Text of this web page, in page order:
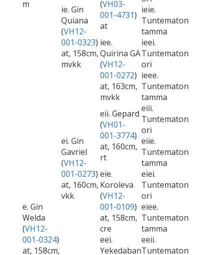
m
ie. Gin
Quiana
(VH12-
001-0323)
at, 158cm,
mvkk
(VH03-
001-4731)
at
ieie.
Tuntematon
tamma
iee.
Quirina GA
(VH12-
001-0272)
at, 163cm,
mvkk
ieei.
Tuntematon
ori
ieee.
Tuntematon
tamma
e. Gin
Welda
(VH12-
001-0324)
at, 158cm,
ei. Gin
Gavriel
(VH12-
001-0273)
at, 160cm,
vkk
eii. Gepard
(VH01-
001-3774)
at, 160cm,
rt
eiii.
Tuntematon
ori
eiie.
Tuntematon
tamma
eie.
Koroleva
(VH12-
001-0109)
at, 158cm,
cre
eiei.
Tuntematon
ori
eiee.
Tuntematon
tamma
eei.
Yekedaban
eeii.
Tuntematon